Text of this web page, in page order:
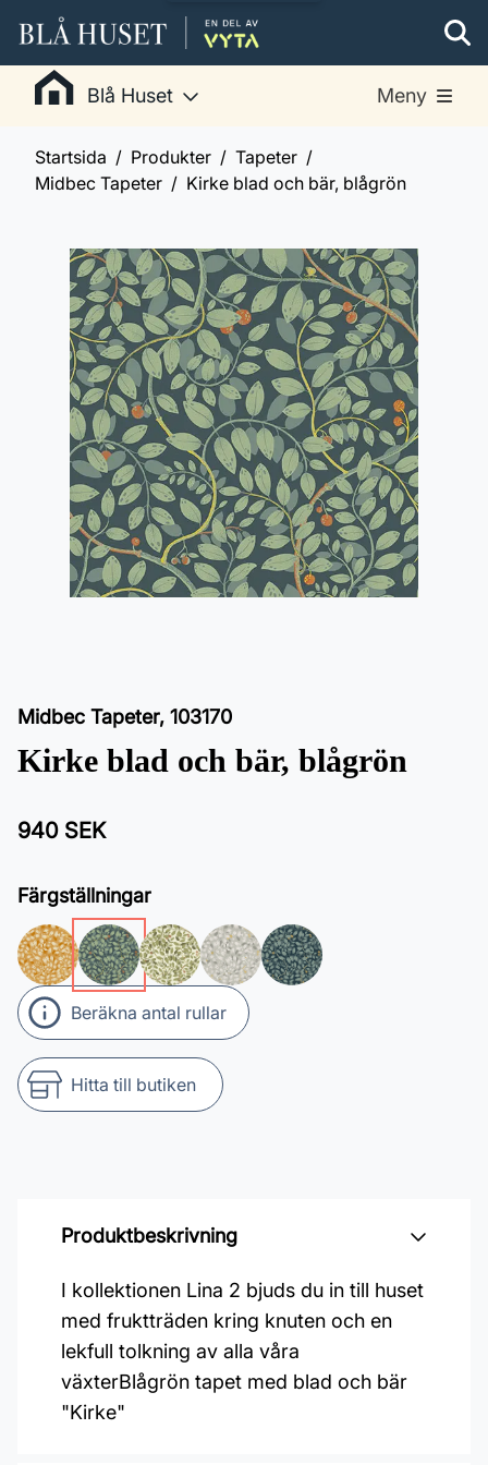
Blå Huset Meny
Startsida Produkter
Tapeter
Midbec Tapeter
Kirke blad och bär, blågrön
Midbec Tapeter, 103170
Kirke blad och bär, blågrön
940 SEK
Färgställningar
Beräkna antal rullar
Hitta till butiken
Produktbeskrivning
I kollektionen Lina 2 bjuds du in till huset
med fruktträden kring knuten och en
lekfull tolkning av alla våra
växterBlågrön tapet med blad och bär
"Kirke"